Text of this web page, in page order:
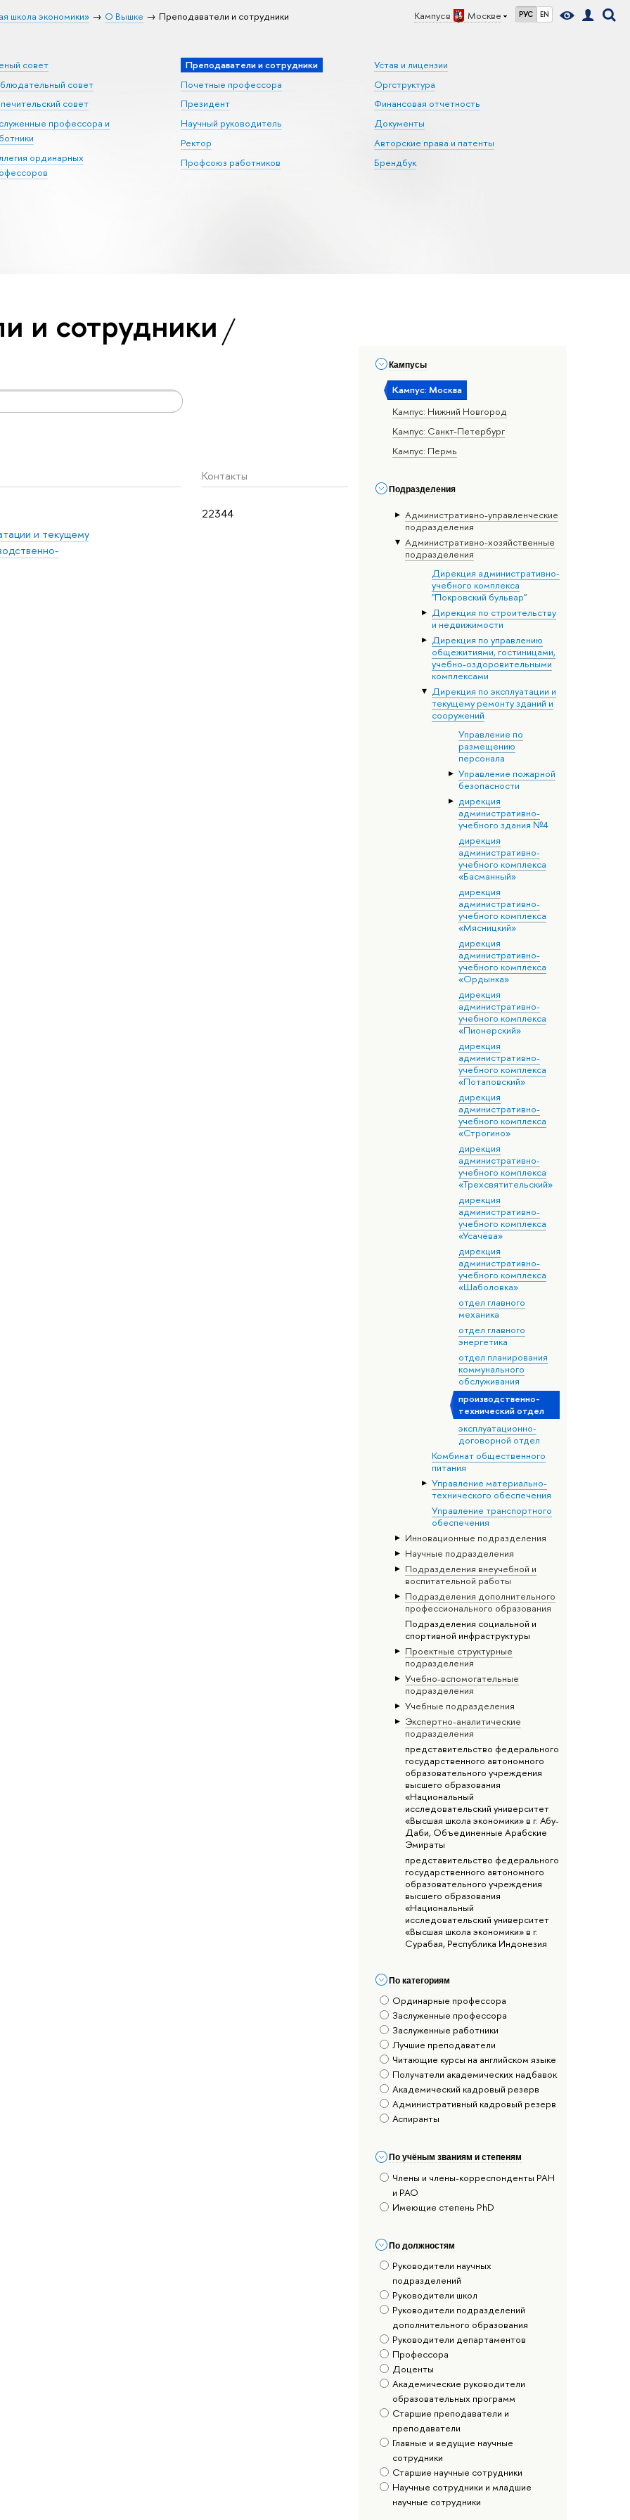
Кампус в Москве РУС EN
школа экономики» О Вышке Преподаватели и сотрудники
совет
совет
совет
профессора и
ординарных
Преподаватели и сотрудники
Почетные профессора
Президент
Научный руководитель
Ректор
Профсоюз работников
Устав и лицензии
Оргструктура
Финансовая отчетность
Документы
Авторские права и патенты
Брендбук
Кампусы
Кампус: Москва
Кампус: Нижний Новгород
Кампус: Санкт-Петербург
Кампус: Пермь
Подразделения
Административно-управленческие
подразделения
Административно-хозяйственные
подразделения
Дирекция административно-
учебного комплекса
"Покровский бульвар"
Дирекция по строительству
и недвижимости
Дирекция по управлению
общежитиями, гостиницами,
учебно-оздоровительными
комплексами
Дирекция по эксплуатации и
текущему ремонту зданий и
сооружений
Управление по
размещению
персонала
Управление пожарной
безопасности
дирекция
административно-
учебного здания №4
дирекция
административно-
учебного комплекса
«Басманный»
дирекция
административно-
учебного комплекса
«Мясницкий»
дирекция
административно-
учебного комплекса
«Ордынка»
дирекция
административно-
учебного комплекса
«Пионерский»
дирекция
административно-
учебного комплекса
«Потаповский»
дирекция
административно-
учебного комплекса
«Строгино»
дирекция
административно-
учебного комплекса
«Трехсвятительский»
дирекция
административно-
учебного комплекса
«Усачёва»
дирекция
административно-
учебного комплекса
«Шаболовка»
отдел главного
механика
отдел главного
энергетика
отдел планирования
коммунального
обслуживания
производственно-
технический отдел
эксплуатационно-
договорной отдел
Комбинат общественного
питания
Управление материально-
технического обеспечения
Управление транспортного
обеспечения
Инновационные подразделения
Научные подразделения
Подразделения внеучебной и
воспитательной работы
Подразделения дополнительного
профессионального образования
Подразделения социальной и
спортивной инфраструктуры
Проектные структурные
подразделения
Учебно-вспомогательные
подразделения
Учебные подразделения
Экспертно-аналитические
подразделения
представительство федерального
государственного автономного
образовательного учреждения
высшего образования
«Национальный
исследовательский университет
«Высшая школа экономики» в г. Абу-
Даби, Объединенные Арабские
Эмираты
представительство федерального
государственного автономного
образовательного учреждения
высшего образования
«Национальный
исследовательский университет
«Высшая школа экономики» в г.
Сурабая, Республика Индонезия
По категориям
Ординарные профессора
Заслуженные профессора
Заслуженные работники
Лучшие преподаватели
Читающие курсы на английском языке
Получатели академических надбавок
Академический кадровый резерв
Административный кадровый резерв
Аспиранты
По учёным званиям и степеням
Члены и члены-корреспонденты РАН
и РАО
Имеющие степень PhD
По должностям
Руководители научных
подразделений
Руководители школ
Руководители подразделений
дополнительного образования
Руководители департаментов
Профессора
Доценты
Академические руководители
образовательных программ
Старшие преподаватели и
преподаватели
Главные и ведущие научные
сотрудники
Старшие научные сотрудники
Научные сотрудники и младшие
научные сотрудники
и сотрудники
Контакты
22344
и текущему